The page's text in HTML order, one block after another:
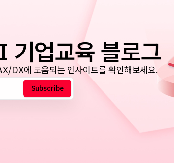
기업교육 블로그
DX에 도움되는 인사이트를 확인해보세요.
Subscribe